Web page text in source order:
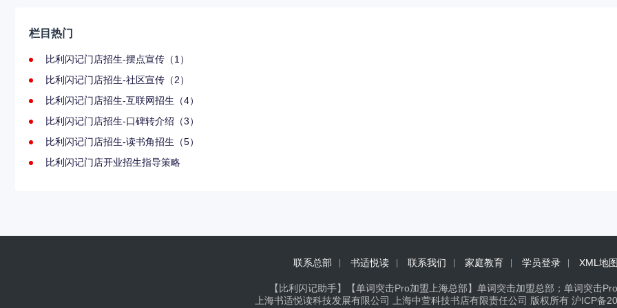
栏目热门
比利闪记门店招生-摆点宣传（1）
比利闪记门店招生-社区宣传（2）
比利闪记门店招生-互联网招生（4）
比利闪记门店招生-口碑转介绍（3）
比利闪记门店招生-读书角招生（5）
比利闪记门店开业招生指导策略
联系总部 书适悦读 联系我们 家庭教育 学员登录 XML地图
【比利闪记助手】【单词突击Pro加盟上海总部】单词突击加盟总部；单词突击
上海书适悦读科技发展有限公司 上海中萱科技书店有限责任公司 版权所有 沪ICP备